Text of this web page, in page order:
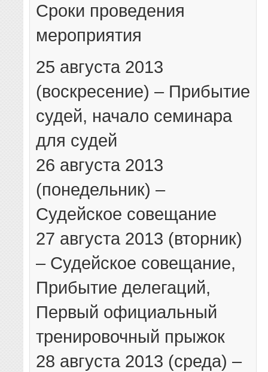
Сроки проведения
мероприятия
25 августа 2013
(воскресение) – Прибытие
судей, начало семинара
для судей
26 августа 2013
(понедельник) –
Судейское совещание
27 августа 2013 (вторник)
– Судейское совещание,
Прибытие делегаций,
Первый официальный
тренировочный прыжок
28 августа 2013 (среда) –